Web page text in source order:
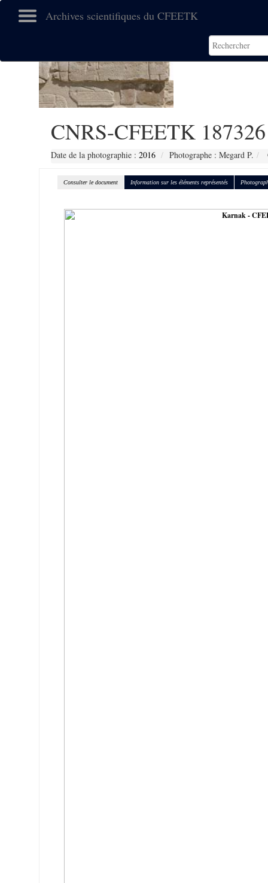
Archives scientifiques du CFEETK
CNRS-CFEETK 187326
Date de la photographie : 2016 Photographe : Megard P.
Consulter le document Information sur les éléments représentés